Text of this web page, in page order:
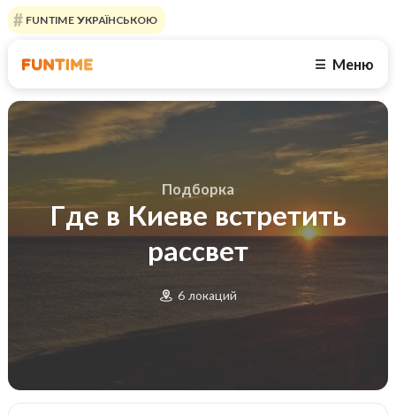
FUNTIME УКРАЇНСЬКОЮ
☰ Меню
Подборка
Где в Киеве встретить
рассвет
6 локаций